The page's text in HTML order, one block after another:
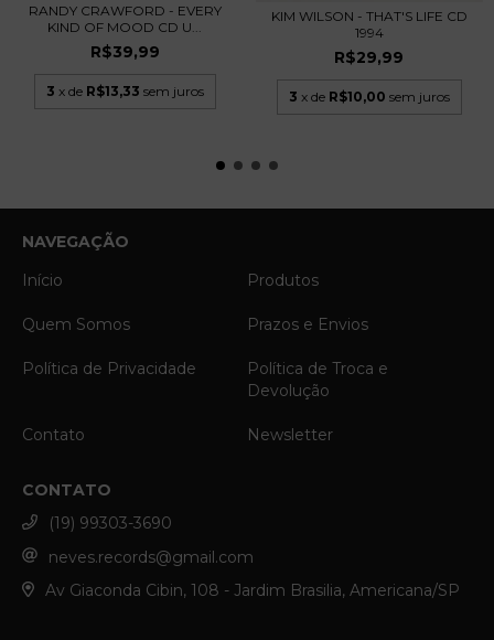
RANDY CRAWFORD - EVERY
KIND OF MOOD CD U...
R$39,99
3 x de R$13,33 sem juros
KIM WILSON - THAT'S LIFE CD
1994
R$29,99
3 x de R$10,00 sem juros
NAVEGAÇÃO
Início
Produtos
Quem Somos Prazos e Envios
Política de Privacidade
Política de Troca e
Devolução
Contato Newsletter
CONTATO
(19) 99303-3690
neves.records@gmail.com
Av Giaconda Cibin, 108 - Jardim Brasilia, Americana/SP